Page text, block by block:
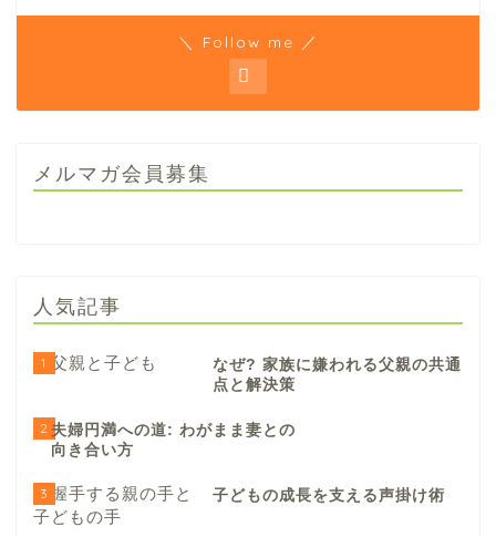
＼ Follow me ／
メルマガ会員募集
人気記事
1
なぜ? 家族に嫌われる父親の共通
点と解決策
2 夫婦円満への道: わがまま妻との
向き合い方
3 子どもの成長を支える声掛け術